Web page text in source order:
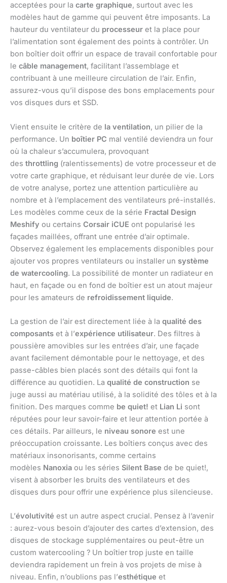
acceptées pour la carte graphique, surtout avec les
modèles haut de gamme qui peuvent être imposants. La
hauteur du ventilateur du processeur et la place pour
l’alimentation sont également des points à contrôler. Un
bon boîtier doit offrir un espace de travail confortable pour
le câble management, facilitant l’assemblage et
contribuant à une meilleure circulation de l’air. Enfin,
assurez-vous qu’il dispose des bons emplacements pour
vos disques durs et SSD.
Vient ensuite le critère de la ventilation, un pilier de la
performance. Un boîtier PC mal ventilé deviendra un four
où la chaleur s’accumulera, provoquant
des throttling (ralentissements) de votre processeur et de
votre carte graphique, et réduisant leur durée de vie. Lors
de votre analyse, portez une attention particulière au
nombre et à l’emplacement des ventilateurs pré-installés.
Les modèles comme ceux de la série Fractal Design
Meshify ou certains Corsair iCUE ont popularisé les
façades maillées, offrant une entrée d’air optimale.
Observez également les emplacements disponibles pour
ajouter vos propres ventilateurs ou installer un système
de watercooling. La possibilité de monter un radiateur en
haut, en façade ou en fond de boîtier est un atout majeur
pour les amateurs de refroidissement liquide.
La gestion de l’air est directement liée à la qualité des
composants et à l’expérience utilisateur. Des filtres à
poussière amovibles sur les entrées d’air, une façade
avant facilement démontable pour le nettoyage, et des
passe-câbles bien placés sont des détails qui font la
différence au quotidien. La qualité de construction se
juge aussi au matériau utilisé, à la solidité des tôles et à la
finition. Des marques comme be quiet! et Lian Li sont
réputées pour leur savoir-faire et leur attention portée à
ces détails. Par ailleurs, le niveau sonore est une
préoccupation croissante. Les boîtiers conçus avec des
matériaux insonorisants, comme certains
modèles Nanoxia ou les séries Silent Base de be quiet!,
visent à absorber les bruits des ventilateurs et des
disques durs pour offrir une expérience plus silencieuse.
L’évolutivité est un autre aspect crucial. Pensez à l’avenir
: aurez-vous besoin d’ajouter des cartes d’extension, des
disques de stockage supplémentaires ou peut-être un
custom watercooling ? Un boîtier trop juste en taille
deviendra rapidement un frein à vos projets de mise à
niveau. Enfin, n’oublions pas l’esthétique et